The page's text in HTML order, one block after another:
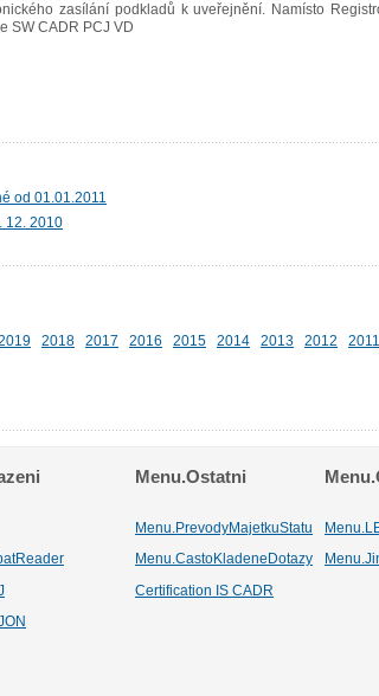
zasílání podkladů k uveřejnění. Namísto
SW CADR PCJ VD
od 01.01.2011
12. 2010
2018 2017 2016 2015 2014 2013 2012 2011
Menu.Ostatni
Menu.PrevodyMajetkuStatu
Menu.CastoKladeneDotazy
Certification IS CADR